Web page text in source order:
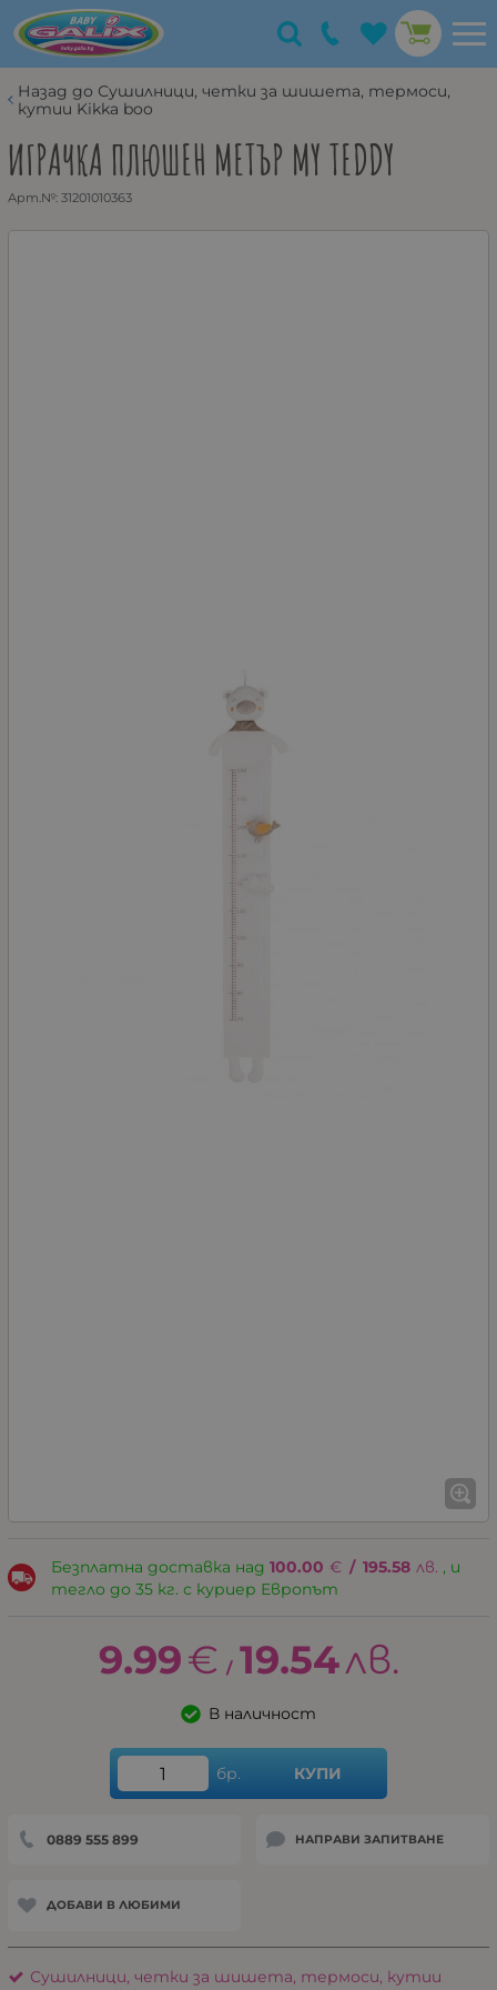
Назад до Сушилници, четки за шишета, термоси,
кутии Kikka boo
ИГРАЧКА ПЛЮШЕН МЕТЪР MY TEDDY
Арт.№: 31201010363
Безплатна доставка над 100.00 € / 195.58 лв. , и
тегло до 35 кг. с куриер Европът
9.99€ / 19.54лв.
В наличност
бр. КУПИ
0889 555 899 НАПРАВИ ЗАПИТВАНЕ
ДОБАВИ В ЛЮБИМИ
Сушилници, четки за шишета, термоси, кутии